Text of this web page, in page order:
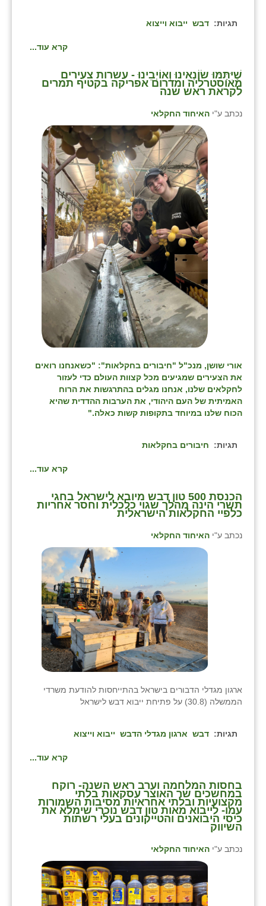
תגיות: דבש ייבוא וייצוא
קרא עוד...
⁨שֶׁיִּתַּמּוּ שׂוֹנְאֵינוּ וְאוֹיְבֵינוּ - עשרות צעירים
מאוסטרליה ומדרום אפריקה בקטיף תמרים
לקראת ראש שנה⁩
נכתב ע"י האיחוד החקלאי
אורי שושן, מנכ"ל "חיבורים בחקלאות": "כשאנחנו רואים
את הצעירים שמגיעים מכל קצוות העולם כדי לעזור
לחקלאים שלנו, אנחנו מגלים בהתרגשות את הרוח
האמיתית של העם היהודי, את הערבות ההדדית שהיא
הכוח שלנו במיוחד בתקופות קשות כאלה."
תגיות: חיבורים בחקלאות
קרא עוד...
הכנסת 500 טון דבש מיובא לישראל בחגי
תשרי הינה מהלך שגוי כלכלית וחסר אחריות
כלפיי החקלאות הישראלית
נכתב ע"י האיחוד החקלאי
ארגון מגדלי הדבורים בישראל בהתייחסות להודעת משרדי
הממשלה (30.8) על פתיחת ייבוא דבש לישראל
תגיות: דבש ארגון מגדלי הדבש ייבוא וייצוא
קרא עוד...
בחסות המלחמה וערב ראש השנה- רוקח
במחשכים שר האוצר עסקאות בלתי
מקצועיות ובלתי אחראיות מסיבות השמורות
עמו- לייבוא מאות טון דבש נוכרי שימלא את
כיסי היבואנים והטייקונים בעלי רשתות
השיווק
נכתב ע"י האיחוד החקלאי